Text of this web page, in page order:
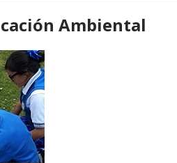
Ambiental